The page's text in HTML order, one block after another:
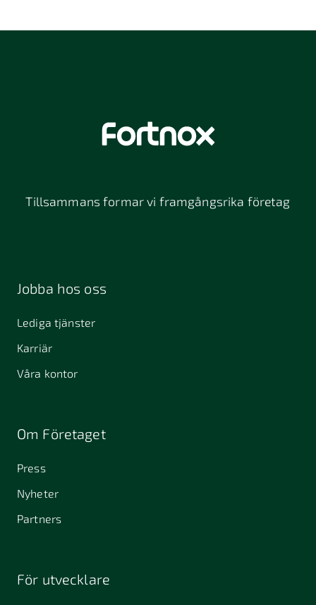
Tillsammans formar vi framgångsrika företag
Jobba hos oss
Lediga tjänster
Karriär
Våra kontor
Om Företaget
Press
Nyheter
Partners
För utvecklare